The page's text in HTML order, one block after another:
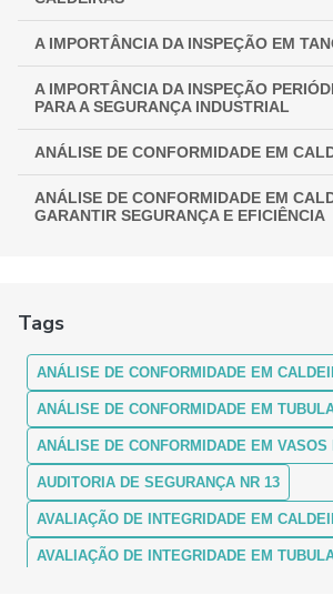
A IMPORTÂNCIA DA INSPEÇÃO EM
A IMPORTÂNCIA DA INSPEÇÃO
PARA A SEGURANÇA INDUSTRIAL
ANÁLISE DE CONFORMIDADE EM
ANÁLISE DE CONFORMIDADE EM
GARANTIR SEGURANÇA E EFICIÊNCIA
ANÁLISE DE CONFORMIDADE EM
ANÁLISE DE CONFORMIDADE EM
IMPORTÂNCIA E OS PROCEDIMENTOS
ANÁLISE DE CONFORMIDADE EM
GARANTINDO SEGURANÇA E MÁXIMA
ANÁLISE DE CONFORMIDADE EM
COMPLETO
Tags
ANÁLISE DE CONFORMIDADE EM
ANÁLISE DE CONFORMIDADE EM
ANÁLISE DE CONFORMIDADE EM VASOS
AUDITORIA DE SEGURANÇA NR 13
AVALIAÇÃO DE INTEGRIDADE EM
AVALIAÇÃO DE INTEGRIDADE EM